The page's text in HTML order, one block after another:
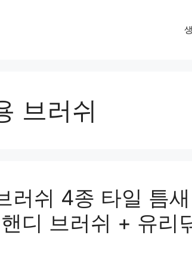
브러쉬
러쉬 4종 타일 틈
디 브러쉬 + 유리